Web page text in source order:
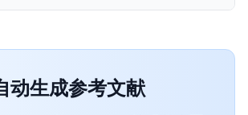
动生成参考文献